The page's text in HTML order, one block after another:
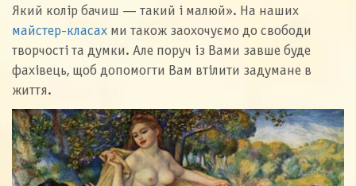
Який колір бачиш — такий і малюй». На наших
майстер-класах ми також заохочуємо до свободи
творчості та думки. Але поруч із Вами завше буде
фахівець, щоб допомогти Вам втілити задумане в
життя.